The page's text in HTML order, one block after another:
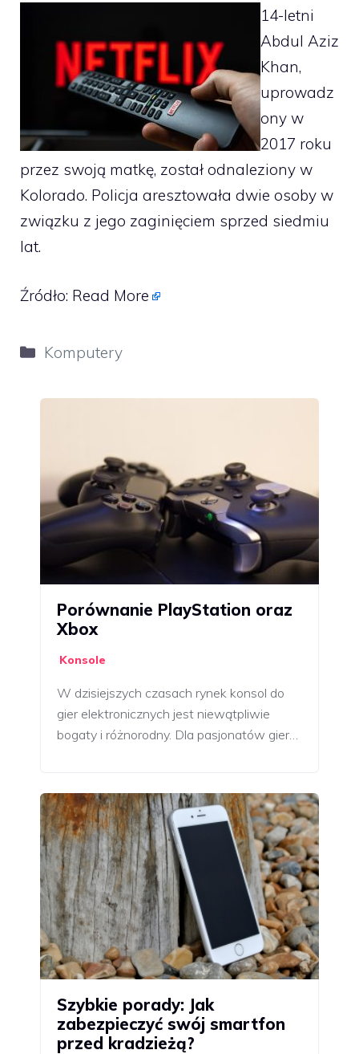
14-letni
Abdul Aziz
Khan,
uprowadz
ony w
2017 roku
przez swoją matkę, został odnaleziony w
Kolorado. Policja aresztowała dwie osoby w
związku z jego zaginięciem sprzed siedmiu
lat.
Źródło: Read More
Kategorie
Komputery
Porównanie PlayStation oraz
Xbox
Konsole
W dzisiejszych czasach rynek konsol do
gier elektronicznych jest niewątpliwie
bogaty i różnorodny. Dla pasjonatów gier…
Szybkie porady: Jak
zabezpieczyć swój smartfon
przed kradzieżą?